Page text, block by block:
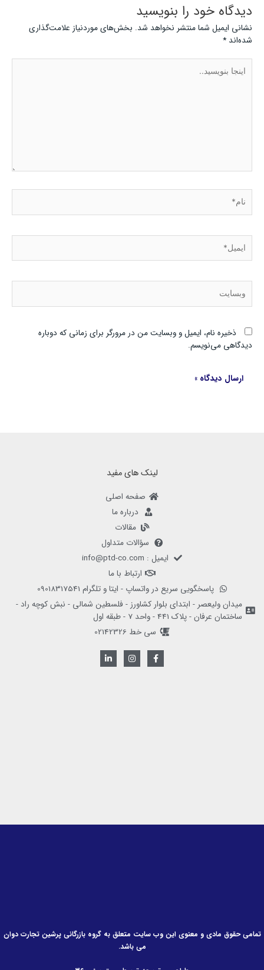
دیدگاه‌ خود را بنویسید
نشانی ایمیل شما منتشر نخواهد شد. بخش‌های موردنیاز علامت‌گذاری
شده‌اند*
بنویسید..
ذخیره نام، ایمیل و وبسایت من در مرورگر برای زمانی که دوباره
دیدگاهی می‌نویسم.
لینک های مفید
صفحه اصلی
درباره ما
مقالات
سؤالات متداول
ایمیل : info@ptd-co.com
ارتباط با ما
پاسخگویی سریع در واتساپ - ایتا و تلگرام 09018317541
میدان ولیعصر - ابتدای بلوار کشاورز - فلسطین شمالی - نبش کوچه راد -
ساختمان عرفان - پلاک 441 - واحد 7 - طبقه اول
سی خط 02142326
F
a
c
I
n
s
L
i
n
تمامی حقوق مادی و معنوی این وب سایت متعلق به گروه بازرگانی پرشین تجارت دوان
می باشد.